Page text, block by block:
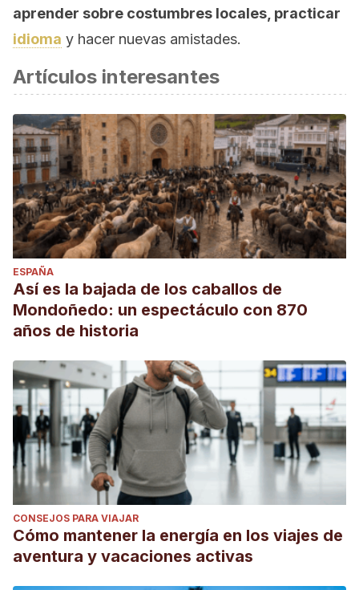
aprender sobre costumbres locales, practicar
idioma y hacer nuevas amistades.
Artículos interesantes
ESPAÑA
Así es la bajada de los caballos de
Mondoñedo: un espectáculo con 870
años de historia
CONSEJOS PARA VIAJAR
Cómo mantener la energía en los viajes de
aventura y vacaciones activas